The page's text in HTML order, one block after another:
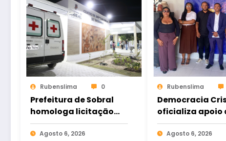
Rubenslima 0
Prefeitura de Sobral
homologa licitação
para construção do
Hospital de Taperuaba
Agosto 6, 2026
Rubenslima
Democracia
oficializa apoio
Gomes e amplia
aliança da
Agosto 6, 2026